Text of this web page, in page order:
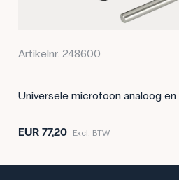
Artikelnr. 248600
Universele microfoon analoog en
EUR 77,20 Excl. BTW